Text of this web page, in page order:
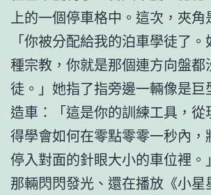
上的一個停車格中。這次，夾
「你被分配給我的泊車學徒了
種宗教，你就是那個連方向盤都
徒。」她指了指旁邊一輛像是巨
造車：「這是你的訓練工具，從
得學會如何在零點零零一秒內，
停入對面的針眼大小的車位裡。
那輛閃閃發光、還在播放《小星